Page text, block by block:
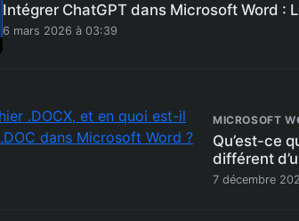
Intégrer ChatGPT dans Microsoft Word :
6 mars 2026 à 03:39
MICROSOFT
Qu’est-ce
différent
7 décembre